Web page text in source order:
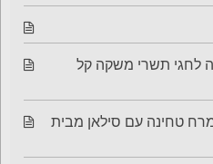
לחגי תשרי משקה קל
טחינה עם סילאן מבית